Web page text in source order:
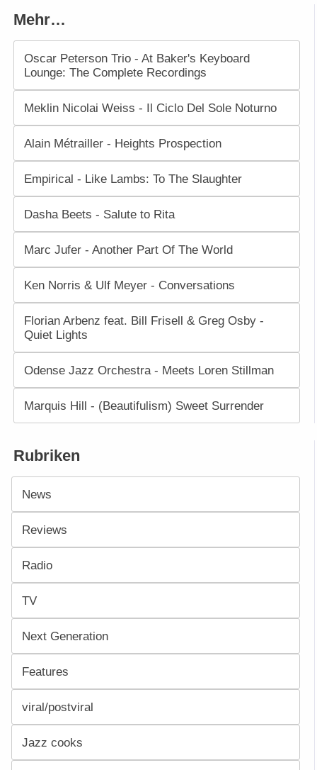
Mehr…
Oscar Peterson Trio - At Baker's Keyboard
Lounge: The Complete Recordings
Meklin Nicolai Weiss - Il Ciclo Del Sole Noturno
Alain Métrailler - Heights Prospection
Empirical - Like Lambs: To The Slaughter
Dasha Beets - Salute to Rita
Marc Jufer - Another Part Of The World
Ken Norris & Ulf Meyer - Conversations
Florian Arbenz feat. Bill Frisell & Greg Osby -
Quiet Lights
Odense Jazz Orchestra - Meets Loren Stillman
Marquis Hill - (Beautifulism) Sweet Surrender
Rubriken
News
Reviews
Radio
TV
Next Generation
Features
viral/postviral
Jazz cooks